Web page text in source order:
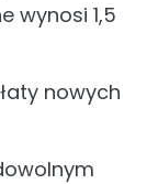
wynosi 1,5
nowych